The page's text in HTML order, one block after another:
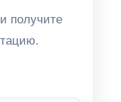
получите